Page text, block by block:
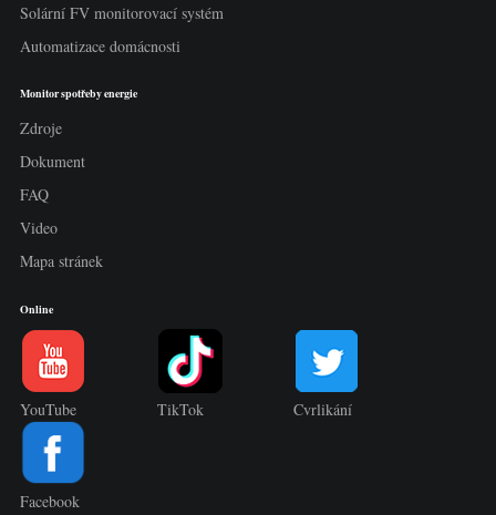
Solární FV monitorovací systém
Automatizace domácnosti
Monitor spotřeby energie
Zdroje
Dokument
FAQ
Video
Mapa stránek
Online
YouTube TikTok Cvrlikání
Facebook